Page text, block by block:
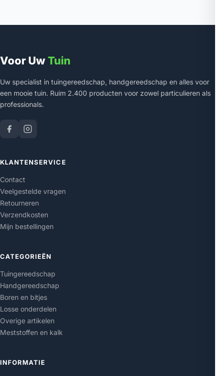
Voor UwTuin
Uw specialist in tuingereedschap, handgereedschap en alles voor
een mooie tuin. Ruim 2.400 producten voor zowel particulieren als
professionals.
KLANTENSERVICE
Contact
Veelgestelde vragen
Retourneren
Verzendkosten
Mijn bestellingen
CATEGORIEËN
Tuingereedschap
Handgereedschap
Boren en bitjes
Losse onderdelen
Overige artikelen
Meststoffen en kalk
INFORMATIE